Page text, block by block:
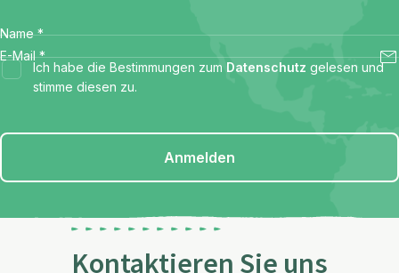
Name *
E-Mail *
Ich habe die Bestimmungen zum Datenschutz gelesen und
stimme diesen zu.
Anmelden
Kontaktieren Sie uns